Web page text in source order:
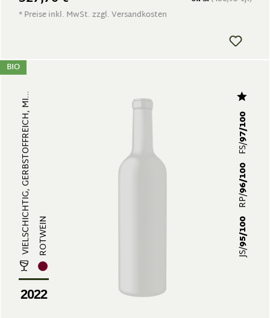
* Preise inkl. MwSt. zzgl. Versandkosten
BIO
VIELSCHICHTIG, GERBSTOFFREICH, MI... ROTWEIN
2022
JS/
95/100
RP/
96/100
FS/
97/100